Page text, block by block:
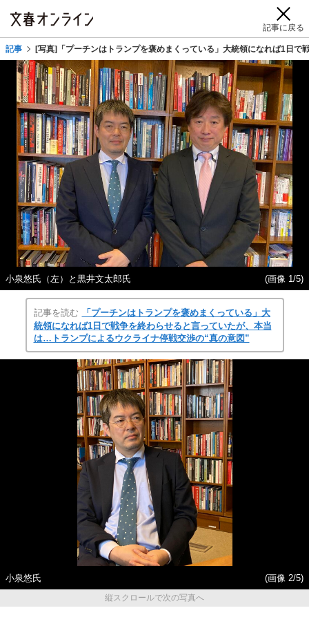
記事に戻る
記事 [写真]「プーチンはトランプを褒めまくっている」大統領になれば1日
小泉悠氏（左）と黒井文太郎氏 (画像 1/5)
記事を読む
「プーチンはトランプを褒めまくっている」大
統領になれば1日で戦争を終わらせると言っていたが、本当
は…トランプによるウクライナ停戦交渉の“真の意図”
小泉悠氏
(画像 2/5)
縦スクロールで次の写真へ